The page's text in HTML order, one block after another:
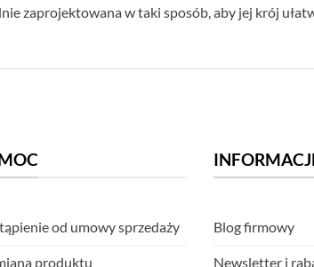
zaprojektowana w taki sposób, aby jej krój
od umowy sprzedaży
produktu
Blog firmowy
Newsletter i